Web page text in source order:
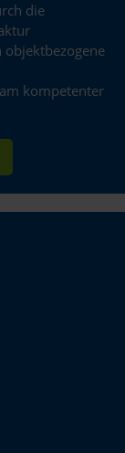
die
objektbezogene
kompetenter